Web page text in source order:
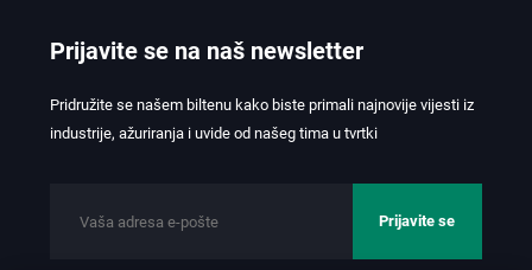
Prijavite se na naš newsletter
Pridružite se našem biltenu kako biste primali najnovije vijesti iz
industrije, ažuriranja i uvide od našeg tima u tvrtki
Prijavite se